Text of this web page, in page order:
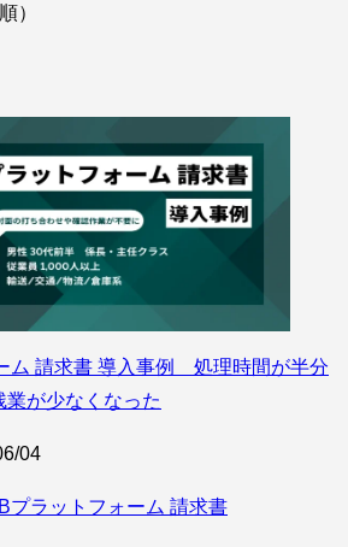
）
ム 請求書 導入事例 処理時間が半分
が少なくなった
04
プラットフォーム 請求書